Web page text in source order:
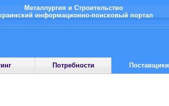
Металлургия и Строительство
информационно-поисковый портал
Потребности Поставщики